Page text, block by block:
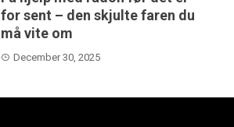
for sent – den skjulte faren du
må vite om
December 30, 2025